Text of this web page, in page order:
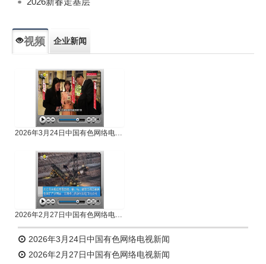
视频 企业新闻
2026年3月24日中国有色网络电视新闻
2026年2月27日中国有色网络电视新闻
2026年3月24日中国有色网络电视新闻
2026年2月27日中国有色网络电视新闻